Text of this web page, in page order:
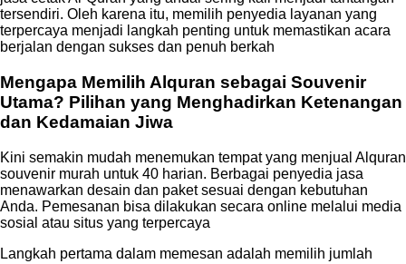
tersendiri. Oleh karena itu, memilih penyedia layanan yang
terpercaya menjadi langkah penting untuk memastikan acara
berjalan dengan sukses dan penuh berkah
Mengapa Memilih Alquran sebagai Souvenir
Utama? Pilihan yang Menghadirkan Ketenangan
dan Kedamaian Jiwa
Kini semakin mudah menemukan tempat yang menjual Alquran
souvenir murah untuk 40 harian. Berbagai penyedia jasa
menawarkan desain dan paket sesuai dengan kebutuhan
Anda. Pemesanan bisa dilakukan secara online melalui media
sosial atau situs yang terpercaya
Langkah pertama dalam memesan adalah memilih jumlah